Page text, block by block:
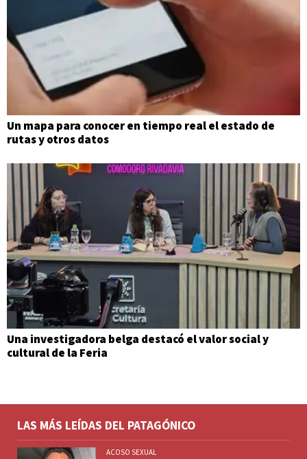
Un mapa para conocer en tiempo real el estado de
rutas y otros datos
Una investigadora belga destacó el valor social y
cultural de la Feria
LAS MÁS LEÍDAS DEL PATAGÓNICO
ACOSO SEXUAL